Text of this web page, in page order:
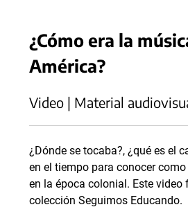
¿Cómo era la
América?
Video | Material
¿Dónde se tocaba?, ¿qué es el
en el tiempo para conocer
en la época colonial. Este video
colección Seguimos Educando.